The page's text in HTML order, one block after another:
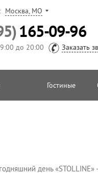
Москва, МО
165-09-96
до 20:00 Заказать
Гостиные
день